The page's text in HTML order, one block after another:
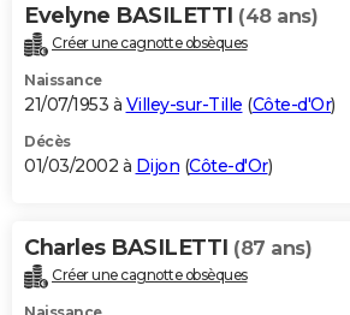
Evelyne BASILETTI (48 ans)
Créer une cagnotte obsèques
Naissance
21/07/1953 à Villey-sur-Tille (Côte-d'Or)
Décès
01/03/2002 à Dijon (Côte-d'Or)
Charles BASILETTI (87 ans)
Créer une cagnotte obsèques